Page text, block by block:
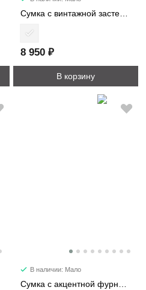
8 950 ₽
В корзину
В наличии: Мало
Сумка с акцентной фурнитурой 702